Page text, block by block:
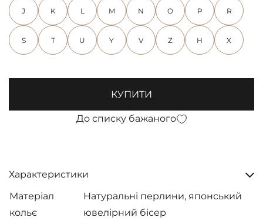
J K L M N O P R
S T U Y V Z H X
КУПИТИ
До списку бажаного
Характеристики
Матеріал
кольє
Натуральні перлини, японський
ювелірний бісер